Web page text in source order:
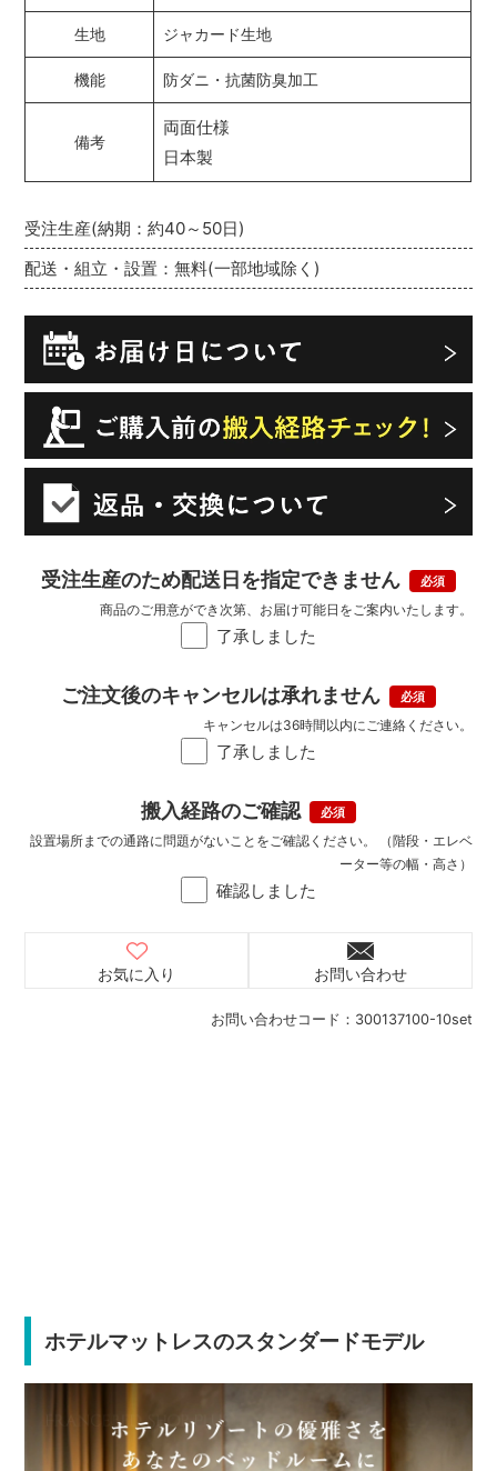
お問い合わせコード： 300137100-10set
受注生産(納期：約40～50日)
配送・組立・設置：無料(一部地域除く)
受注生産のため配送日を指定できません
了承しました
商品のご用意ができ次第、お届け可能日をご案内いたします。
ご注文後のキャンセルは承れません
了承しました
キャンセルは36時間以内にご連絡ください。
搬入経路のご確認
確認しました
設置場所までの通路に問題がないことをご確認ください。 （階段・エレベ
ーター等の幅・高さ）
お気に入り お問い合わせ
ホテルマットレスのスタンダードモデル
生地 ジャカード生地
機能 防ダニ・抗菌防臭加工
備考
両面仕様
日本製